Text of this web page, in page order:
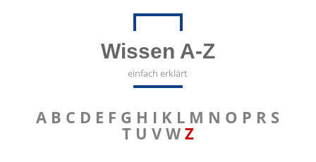
Wissen A-Z
einfach erklärt
A B C D E F G H I K L M N O P R S
T U VWZ